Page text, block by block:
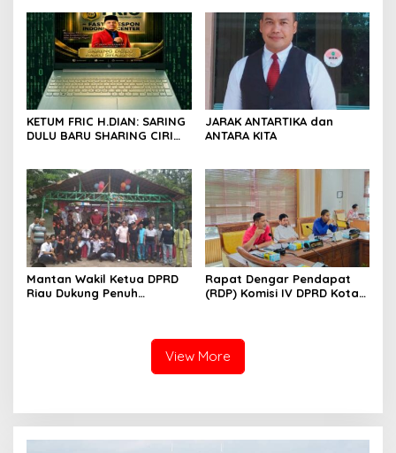
KETUM FRIC H.DIAN: SARING
DULU BARU SHARING CIRI
JARAK ANTARTIKA dan
ANTARA KITA
Mantan Wakil Ketua DPRD
Riau Dukung Penuh
Rapat Dengar Pendapat
(RDP) Komisi IV DPRD Kota
View More